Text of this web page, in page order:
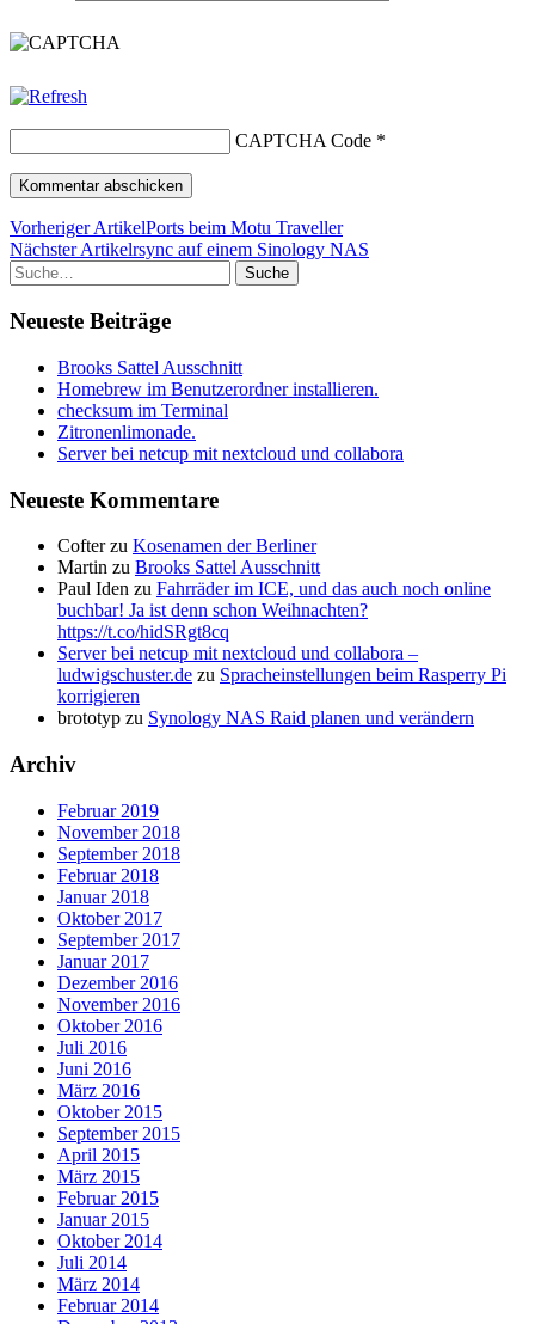
CAPTCHA Code *
Vorheriger ArtikelPorts beim Motu Traveller
Nächster Artikelrsync auf einem Sinology NAS
Suche
Neueste Beiträge
Brooks Sattel Ausschnitt
Homebrew im Benutzerordner installieren.
checksum im Terminal
Zitronenlimonade.
Server bei netcup mit nextcloud und collabora
Neueste Kommentare
Cofterzu Kosenamen der Berliner
Martin zu Brooks Sattel Ausschnitt
Paul Iden zu Fahrräder im ICE, und das auch noch online
buchbar! Ja ist denn schon Weihnachten?
https://t.co/hidSRgt8cq
Server bei netcup mit nextcloud und collabora –
ludwigschuster.de zu Spracheinstellungen beim Rasperry Pi
korrigieren
brototyp zu Synology NAS Raid planen und verändern
Archiv
Februar 2019
November 2018
September 2018
Februar 2018
Januar 2018
Oktober 2017
September 2017
Januar 2017
Dezember 2016
November 2016
Oktober 2016
Juli 2016
Juni 2016
März 2016
Oktober 2015
September 2015
April 2015
März 2015
Februar 2015
Januar 2015
Oktober 2014
Juli 2014
März 2014
Februar 2014